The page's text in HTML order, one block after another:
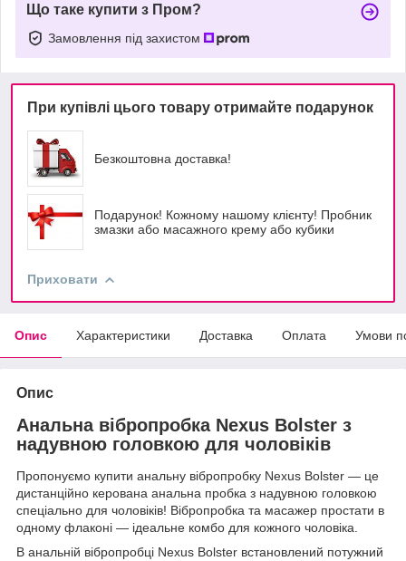
Що таке купити з Пром?
Замовлення під захистом
При купівлі цього товару отримайте подарунок
Безкоштовна доставка!
Подарунок! Кожному нашому клієнту! Пробник
змазки або масажного крему або кубики
Приховати
Опис Характеристики Доставка Оплата Умови
Опис
Анальна вібропробка Nexus Bolster з
надувною головкою для чоловіків
Пропонуємо купити анальну вібропробку Nexus Bolster — це
дистанційно керована анальна пробка з надувною головкою
спеціально для чоловіків! Вібропробка та масажер простати в
одному флаконі — ідеальне комбо для кожного чоловіка.
В анальній вібропробці Nexus Bolster встановлений потужний